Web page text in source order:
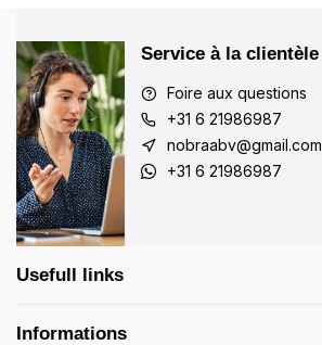
Service à la clientèle
Foire aux questions
+31 6 21986987
nobraabv@gmail.com
+31 6 21986987
Usefull links
Informations